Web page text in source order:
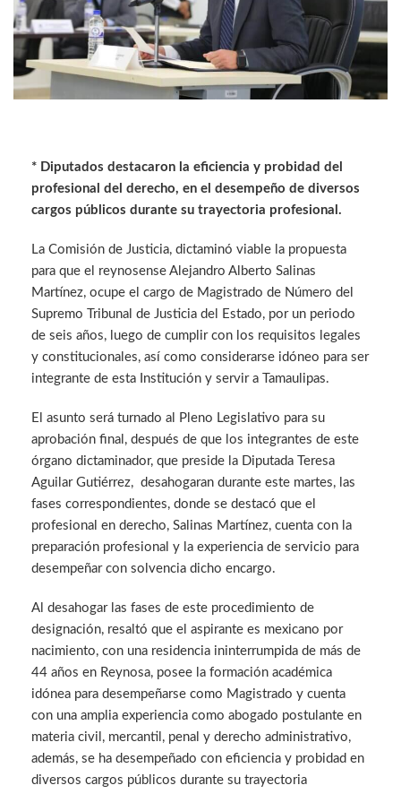
* Diputados destacaron la eficiencia y probidad del
profesional del derecho, en el desempeño de diversos
cargos públicos durante su trayectoria profesional.
La Comisión de Justicia, dictaminó viable la propuesta
para que el reynosense Alejandro Alberto Salinas
Martínez, ocupe el cargo de Magistrado de Número del
Supremo Tribunal de Justicia del Estado, por un periodo
de seis años, luego de cumplir con los requisitos legales
y constitucionales, así como considerarse idóneo para ser
integrante de esta Institución y servir a Tamaulipas.
El asunto será turnado al Pleno Legislativo para su
aprobación final, después de que los integrantes de este
órgano dictaminador, que preside la Diputada Teresa
Aguilar Gutiérrez, desahogaran durante este martes, las
fases correspondientes, donde se destacó que el
profesional en derecho, Salinas Martínez, cuenta con la
preparación profesional y la experiencia de servicio para
desempeñar con solvencia dicho encargo.
Al desahogar las fases de este procedimiento de
designación, resaltó que el aspirante es mexicano por
nacimiento, con una residencia ininterrumpida de más de
44 años en Reynosa, posee la formación académica
idónea para desempeñarse como Magistrado y cuenta
con una amplia experiencia como abogado postulante en
materia civil, mercantil, penal y derecho administrativo,
además, se ha desempeñado con eficiencia y probidad en
diversos cargos públicos durante su trayectoria